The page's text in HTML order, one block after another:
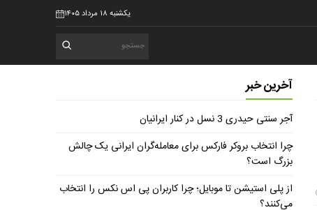
یکشنبه ۱۸ مرداد ۱۴۰۵
آخرین خبر
آجر سنتی حیدری 3 نسل در کنار ایرانیان
چرا انتخاب بروکر فارکس برای معامله‌گران ایرانی یک چالش
بزرگ است؟
از پلی استیشن تا موبایل؛ چرا کاربران پی اس نکس را انتخاب
می‌کنند؟